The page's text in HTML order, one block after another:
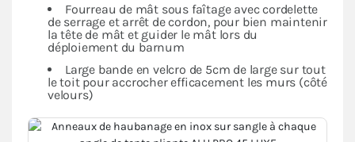
Fourreau de mât sous faîtage avec cordelette
de serrage et arrêt de cordon, pour bien maintenir
la tête de mât et guider le mât lors du
déploiement du barnum
Large bande en velcro de 5cm de large sur tout
le toit pour accrocher efficacement les murs (côté
velours)